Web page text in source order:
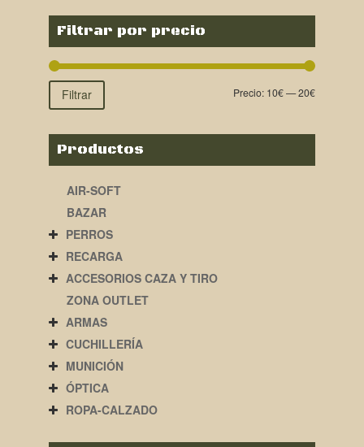
Filtrar por precio
Filtrar Precio: 10€—20€
Productos
AIR-SOFT
BAZAR
PERROS
RECARGA
ACCESORIOS CAZA Y TIRO
ZONA OUTLET
ARMAS
CUCHILLERÍA
MUNICIÓN
ÓPTICA
ROPA-CALZADO